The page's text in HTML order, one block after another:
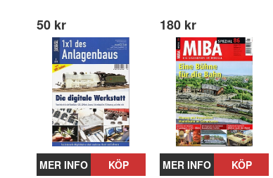
50 kr 180 kr
MER INFO KÖP MER INFO KÖP